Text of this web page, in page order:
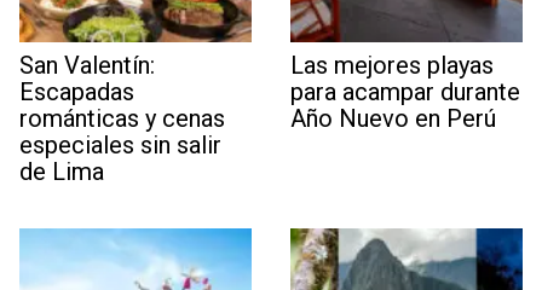
San Valentín:
Escapadas
románticas y cenas
especiales sin salir
de Lima
Las mejores playas
para acampar durante
Año Nuevo en Perú